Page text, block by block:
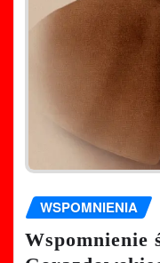
WSPOMNIENIA
Wspomnienie